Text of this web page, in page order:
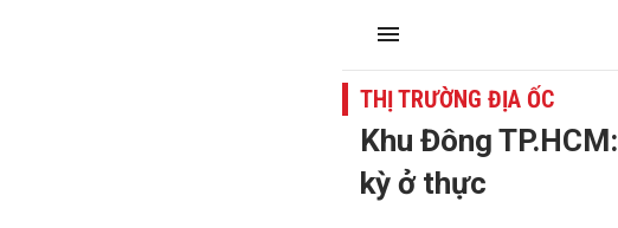
THỊ TRƯỜNG ĐỊA ỐC
Khu Đông
kỳ ở thực